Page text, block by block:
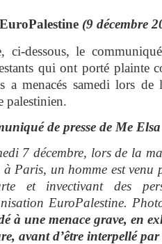
(9 décembre
ci-dessous, le
qui ont porté plainte
a menacés samedi lors de
palestinien.
de presse de Me
7 décembre, lors de la
Paris, un homme est venu
et invectivant des
EuroPalestine.
à une menace grave, en
avant d’être interpellé